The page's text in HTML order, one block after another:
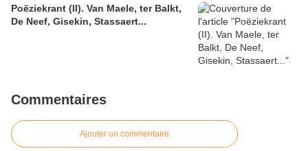
Poëziekrant (II). Van Maele, ter Balkt,
De Neef, Gisekin, Stassaert...
Commentaires
Ajouter un commentaire